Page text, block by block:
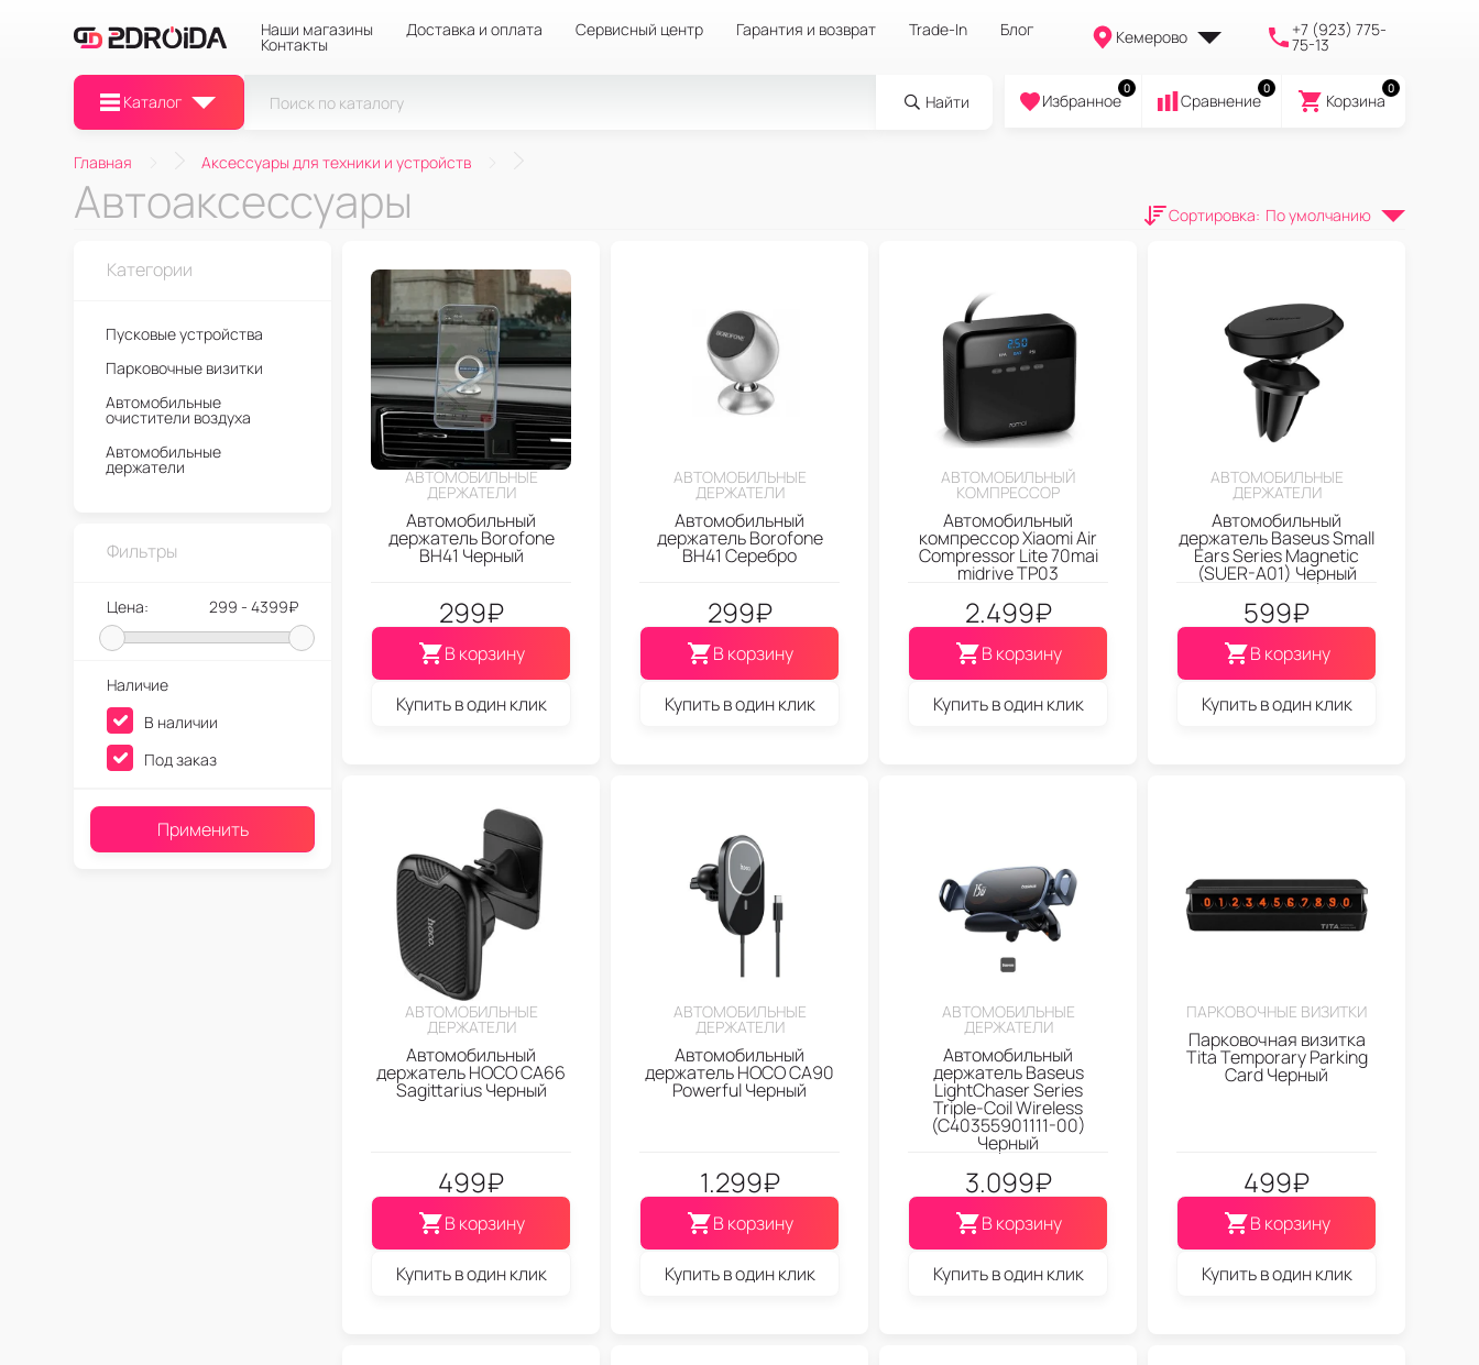
Наши магазины Доставка и оплата Сервисный центр Гарантия и возврат Trade-In Блог
Контакты Кемерово +7 (923) 775-
75-13
Каталог Найти
0
Избранное
0
Cравнение
0
Корзина
Главная Аксессуары для техники и устройств
Автоаксессуары Сортировка: По умолчанию
АВТОМОБИЛЬНЫЕ
ДЕРЖАТЕЛИ
Автомобильный
держатель Borofone
BH41 Черный
299₽
В корзину
Купить в один клик
АВТОМОБИЛЬНЫЕ
ДЕРЖАТЕЛИ
Автомобильный
держатель Borofone
BH41 Серебро
299₽
В корзину
Купить в один клик
АВТОМОБИЛЬНЫЙ
КОМПРЕССОР
Автомобильный
компрессор Xiaomi Air
Compressor Lite 70mai
midrive TP03
2.499₽
В корзину
Купить в один клик
АВТОМОБИЛЬНЫЕ
ДЕРЖАТЕЛИ
Автомобильный
держатель Baseus Small
Ears Series Magnetic
(SUER-A01) Черный
599₽
В корзину
Купить в один клик
АВТОМОБИЛЬНЫЕ
ДЕРЖАТЕЛИ
Автомобильный
держатель HOCO CA66
Sagittarius Черный
499₽
В корзину
Купить в один клик
АВТОМОБИЛЬНЫЕ
ДЕРЖАТЕЛИ
Автомобильный
держатель HOCO CA90
Powerful Черный
1.299₽
В корзину
Купить в один клик
АВТОМОБИЛЬНЫЕ
ДЕРЖАТЕЛИ
Автомобильный
держатель Baseus
LightChaser Series
Triple-Coil Wireless
(C40355901111-00)
Черный
3.099₽
В корзину
Купить в один клик
ПАРКОВОЧНЫЕ ВИЗИТКИ
Парковочная визитка
Tita Temporary Parking
Card Черный
499₽
В корзину
Купить в один клик
Категории
Пусковые устройства
Парковочные визитки
Автомобильные
очистители воздуха
Автомобильные
держатели
Фильтры
Цена: 299 - 4399₽
Наличие
В наличии
Под заказ
Применить